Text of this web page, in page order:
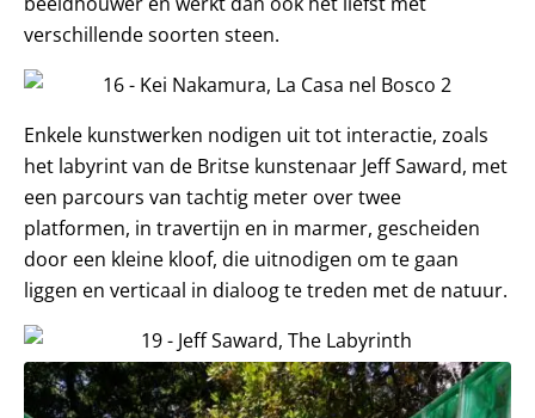
verschillende soorten steen.
Enkele kunstwerken nodigen uit tot interactie, zoals
het labyrint van de Britse kunstenaar Jeff Saward, met
een parcours van tachtig meter over twee
platformen, in travertijn en in marmer, gescheiden
door een kleine kloof, die uitnodigen om te gaan
liggen en verticaal in dialoog te treden met de natuur.